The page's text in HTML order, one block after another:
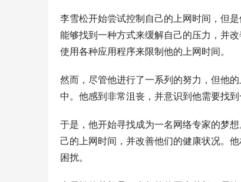
李雪松开始尝试控制自己的上网时间，但
能够找到一种方式来缓解自己的压力，并
使用各种应用程序来限制他的上网时间。
然而，尽管他进行了一系列的努力，但他
中。他感到非常沮丧，并意识到他需要找
于是，他开始寻找成为一名网络专家的梦
己的上网时间，并改善他们的健康状况。
困扰。